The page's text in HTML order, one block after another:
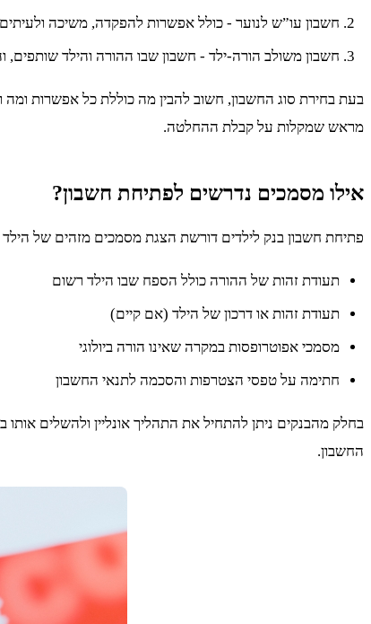
חשבון עו”ש לנוער - כולל אפשרות להפקדה, משיכה ולעיתים
חשבון משולב הורה-ילד - חשבון שבו ההורה והילד
בעת בחירת סוג החשבון, חשוב להבין מה כוללת כל אפשרות
מראש שמקלות על קבלת ההחלטה.
אילו מסמכים נדרשים לפתיחת חשבון?
פתיחת חשבון בנק לילדים דורשת הצגת מסמכים מזהים של הילד
תעודת זהות של ההורה כולל הספח שבו הילד רשום
תעודת זהות או דרכון של הילד (אם קיים)
מסמכי אפוטרופסות במקרה שאינו הורה ביולוגי
חתימה על טפסי הצטרפות והסכמה לתנאי החשבון
בחלק מהבנקים ניתן להתחיל את התהליך אונליין ולהשלים
החשבון.